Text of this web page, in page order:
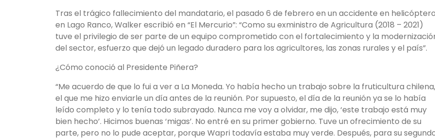
Tras el trágico fallecimiento del mandatario, el pasado 6 de febrero en un accidente en
en Lago Ranco, Walker escribió en “El Mercurio”: “Como su exministro de Agricultura (2018 – 2021)
tuve el privilegio de ser parte de un equipo comprometido con el fortalecimiento y la
del sector, esfuerzo que dejó un legado duradero para los agricultores, las zonas rurales y el país”.
¿Cómo conoció al Presidente Piñera?
“Me acuerdo de que lo fui a ver a La Moneda. Yo había hecho un trabajo sobre la fruticultura chilena,
el que me hizo enviarle un día antes de la reunión. Por supuesto, el día de la reunión ya se lo había
leído completo y lo tenía todo subrayado. Nunca me voy a olvidar, me dijo, ‘este trabajo está muy
bien hecho’. Hicimos buenas ‘migas’. No entré en su primer gobierno. Tuve un ofrecimiento de su
parte, pero no lo pude aceptar, porque Wapri todavía estaba muy verde. Después, para su